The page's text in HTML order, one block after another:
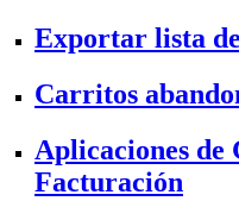
Exportar lista
Carritos
Aplicaciones de
Facturación